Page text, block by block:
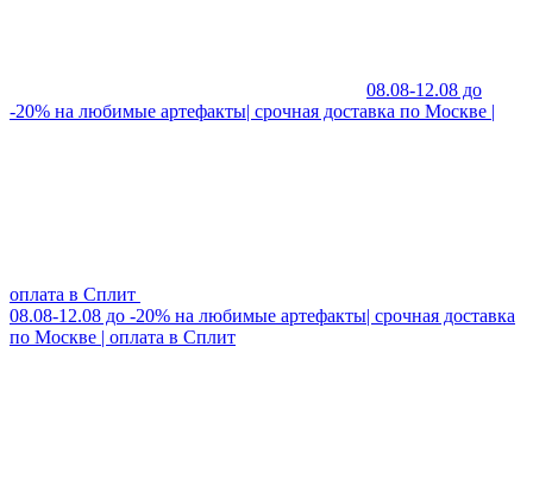
08.08-12.08 до
-20% на любимые артефакты| срочная доставка по Москве |
оплата в Сплит
08.08-12.08 до -20% на любимые артефакты| срочная доставка
по Москве | оплата в Сплит